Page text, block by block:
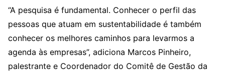
“A pesquisa é fundamental. Conhecer o perfil das
pessoas que atuam em sustentabilidade é também
conhecer os melhores caminhos para levarmos a
agenda às empresas”, adiciona Marcos Pinheiro,
palestrante e Coordenador do Comitê de Gestão da